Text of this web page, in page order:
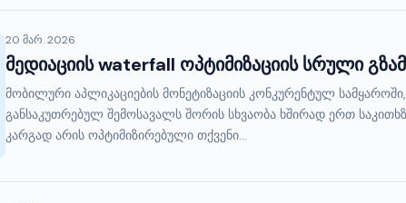
20 მარ. 2026
მედიაციის waterfall ოპტიმიზაციის სრული
მობილური აპლიკაციების მონეტიზაციის კონკურენტულ
განსაკუთრებულ შემოსავალს შორის სხვაობა ხშირად ერთ
კარგად არის ოპტიმიზირებული თქვენი...